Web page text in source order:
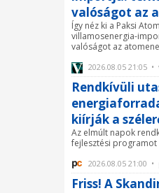
valóságot az
Így néz ki a Paksi
villamosenergia-
valóságot az
2026.08.05 21:05 •
Rendkívüli
kiírják a
Az elmúlt napok
fejlesztési programot
2026.08.05 21:00
Friss! A